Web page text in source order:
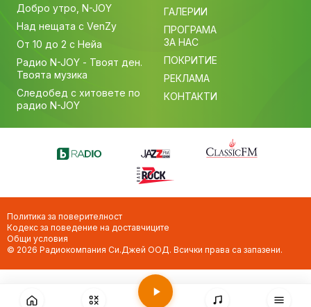
Добро утро, N-JOY
Над нещата с VenZy
От 10 до 2 с Нейа
Радио N-JOY - Твоят ден.
Твоята музика
Следобед с хитовете по
радио N-JOY
ГАЛЕРИИ
ПРОГРАМА
ЗА НАС
ПОКРИТИЕ
РЕКЛАМА
КОНТАКТИ
Политика за поверителност
Кодекс за поведение на доставчиците
Общи условия
© 2026 Радиокомпания Си.Джей ООД. Всички права са запазени.